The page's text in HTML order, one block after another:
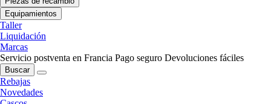
Equipamientos
Taller
Liquidación
Marcas
Servicio postventa en Francia Pago seguro Devoluciones fáciles
Buscar
Rebajas
Novedades